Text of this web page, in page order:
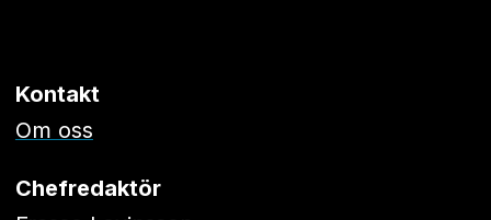
Kontakt
Om oss
Chefredaktör